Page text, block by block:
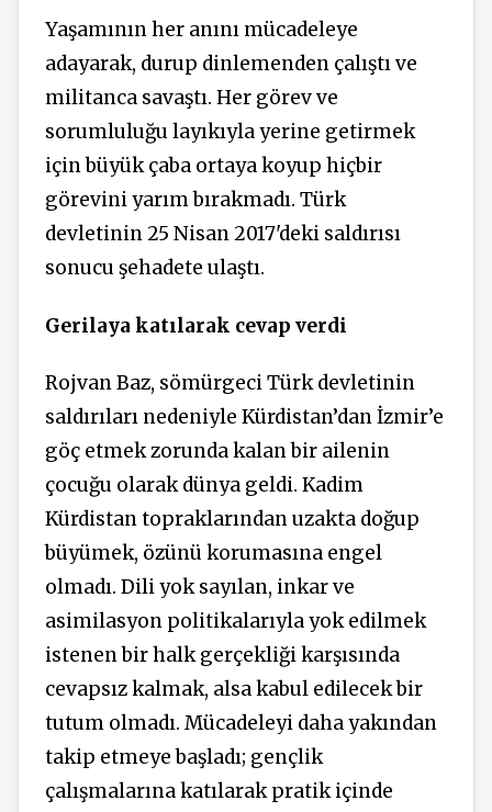
Yaşamının her anını mücadeleye
adayarak, durup dinlemenden çalıştı ve
militanca savaştı. Her görev ve
sorumluluğu layıkıyla yerine getirmek
için büyük çaba ortaya koyup hiçbir
görevini yarım bırakmadı. Türk
devletinin 25 Nisan 2017'deki saldırısı
sonucu şehadete ulaştı.
Gerilaya katılarak cevap verdi
Rojvan Baz, sömürgeci Türk devletinin
saldırıları nedeniyle Kürdistan’dan İzmir’e
göç etmek zorunda kalan bir ailenin
çocuğu olarak dünya geldi. Kadim
Kürdistan topraklarından uzakta doğup
büyümek, özünü korumasına engel
olmadı. Dili yok sayılan, inkar ve
asimilasyon politikalarıyla yok edilmek
istenen bir halk gerçekliği karşısında
cevapsız kalmak, alsa kabul edilecek bir
tutum olmadı. Mücadeleyi daha yakından
takip etmeye başladı; gençlik
çalışmalarına katılarak pratik içinde